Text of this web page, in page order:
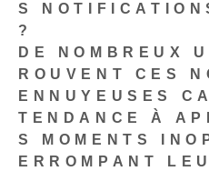
S
?
DE NOMBREUX
ROUVENT CES
ENNUYEUSES
TENDANCE À
S MOMENTS
ERROMPANT